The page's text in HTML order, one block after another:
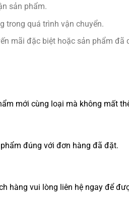
sản phẩm.
trong quá trình vận chuyển.
mãi đặc biệt hoặc sản phẩm đã
mới cùng loại mà không mất
đúng với đơn hàng đã đặt.
hàng vui lòng liên hệ ngay để